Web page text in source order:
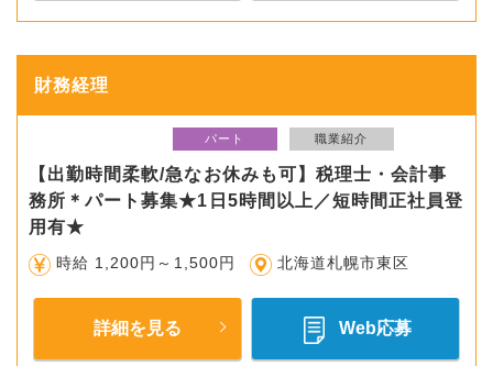
財務経理
パート 職業紹介
【出勤時間柔軟/急なお休みも可】税理士・会計事
務所＊パート募集★1日5時間以上／短時間正社員登
用有★
時給 1,200円～1,500円 北海道札幌市東区
詳細を見る Web応募